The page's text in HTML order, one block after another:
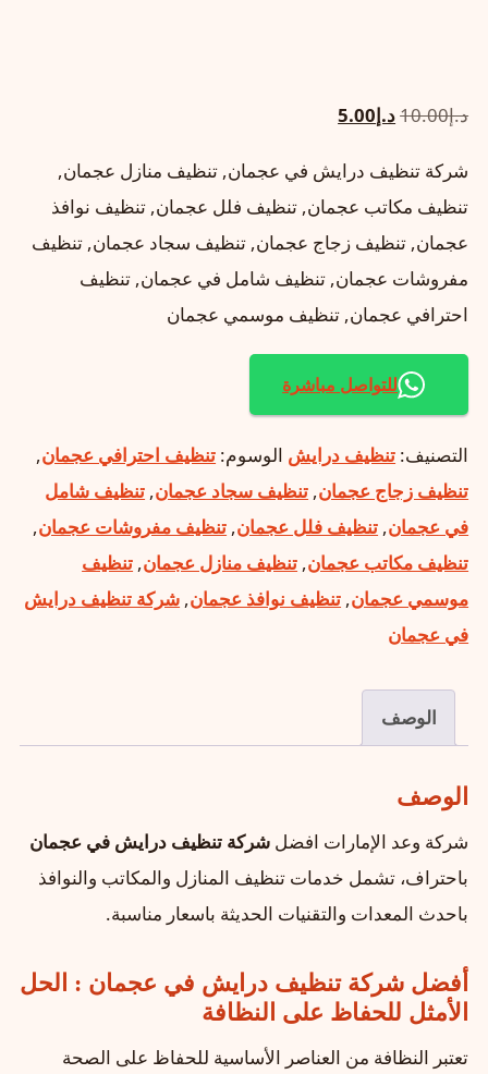
د.إ10.00السعر
هو:
د.إ10.00.
د.إ5.00السعر
هو:
د.إ5.00.
شركة تنظيف درايش في عجمان, تنظيف منازل عجمان,
تنظيف مكاتب عجمان, تنظيف فلل عجمان, تنظيف نوافذ
عجمان, تنظيف زجاج عجمان, تنظيف سجاد عجمان, تنظيف
مفروشات عجمان, تنظيف شامل في عجمان, تنظيف
احترافي عجمان, تنظيف موسمي عجمان
للتواصل مباشرة
التصنيف: تنظيف درايش الوسوم: تنظيف احترافي عجمان,
تنظيف زجاج عجمان, تنظيف سجاد عجمان, تنظيف شامل
في عجمان, تنظيف فلل عجمان, تنظيف مفروشات عجمان,
تنظيف مكاتب عجمان, تنظيف منازل عجمان, تنظيف
موسمي عجمان, تنظيف نوافذ عجمان, شركة تنظيف درايش
في عجمان
الوصف
الوصف
شركة وعد الإمارات افضل شركة تنظيف درايش في عجمان
باحتراف، تشمل خدمات تنظيف المنازل والمكاتب والنوافذ
باحدث المعدات والتقنيات الحديثة باسعار مناسبة.
أفضل شركة تنظيف درايش في عجمان : الحل
الأمثل للحفاظ على النظافة
تعتبر النظافة من العناصر الأساسية للحفاظ على الصحة